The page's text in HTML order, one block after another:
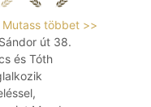
Mutass többet >>
út 38.
és Tóth